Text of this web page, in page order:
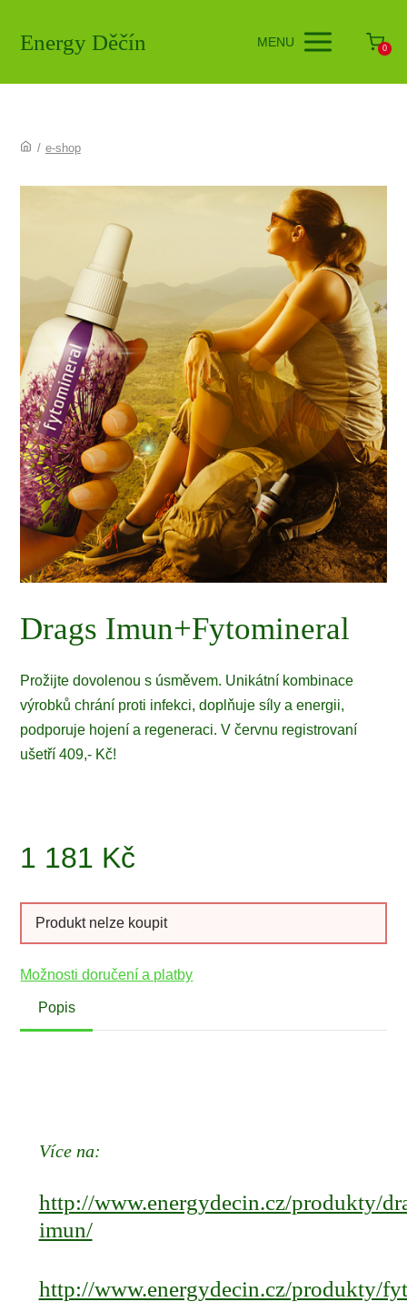
Energy Děčín MENU 0
/ e-shop
Drags Imun+Fytomineral
Prožijte dovolenou s úsměvem. Unikátní kombinace
výrobků chrání proti infekci, doplňuje síly a energii,
podporuje hojení a regeneraci. V červnu registrovaní
ušetří 409,- Kč!
1 181 Kč
Produkt nelze koupit
Možnosti doručení a platby
Popis
Více na:
http://www.energydecin.cz/produkty/
imun/
http://www.energydecin.cz/produkty/